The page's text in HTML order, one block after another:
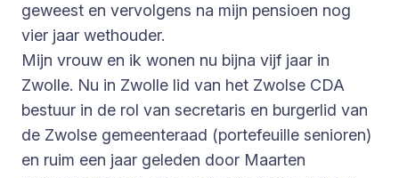
geweest en vervolgens na mijn pensioen nog
vier jaar wethouder.
Mijn vrouw en ik wonen nu bijna vijf jaar in
Zwolle. Nu in Zwolle lid van het Zwolse CDA
bestuur in de rol van secretaris en burgerlid van
de Zwolse gemeenteraad (portefeuille senioren)
en ruim een jaar geleden door Maarten